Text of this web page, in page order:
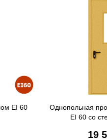
EI 60
Однопольная
EI 60 со
19